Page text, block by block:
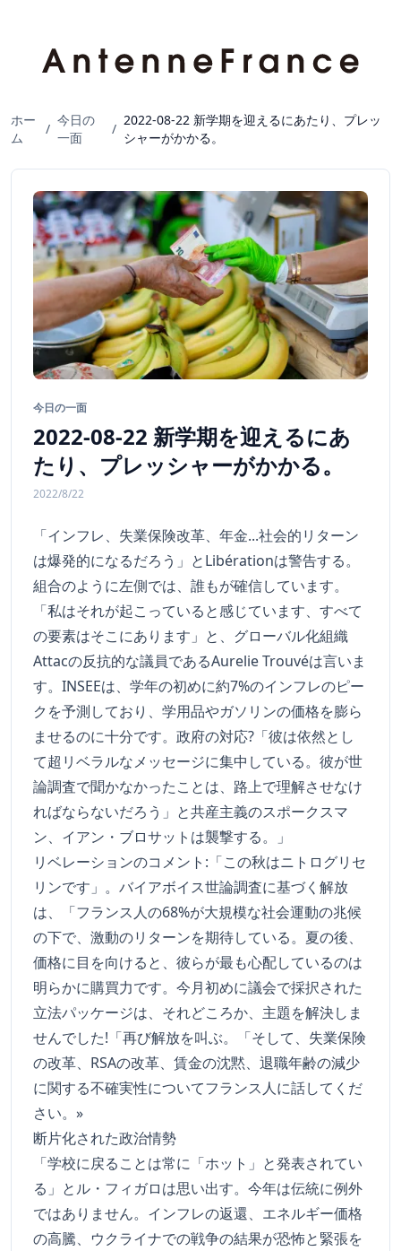
ホー
ム
/
今日の
一面
/
2022-08-22 新学期を迎えるにあたり、プレッ
シャーがかかる。
今日の一面
2022-08-22 新学期を迎えるにあ
たり、プレッシャーがかかる。
2022/8/22
「インフレ、失業保険改革、年金...社会的リターン
は爆発的になるだろう」とLibérationは警告する。
組合のように左側では、誰もが確信しています。
「私はそれが起こっていると感じています、すべて
の要素はそこにあります」と、グローバル化組織
Attacの反抗的な議員であるAurelie Trouvéは言いま
す。INSEEは、学年の初めに約7%のインフレのピー
クを予測しており、学用品やガソリンの価格を膨ら
ませるのに十分です。政府の対応?「彼は依然とし
て超リベラルなメッセージに集中している。彼が世
論調査で聞かなかったことは、路上で理解させなけ
ればならないだろう」と共産主義のスポークスマ
ン、イアン・ブロサットは襲撃する。」
リベレーションのコメント:「この秋はニトログリセ
リンです」。バイアボイス世論調査に基づく解放
は、「フランス人の68%が大規模な社会運動の兆候
の下で、激動のリターンを期待している。夏の後、
価格に目を向けると、彼らが最も心配しているのは
明らかに購買力です。今月初めに議会で採択された
立法パッケージは、それどころか、主題を解決しま
せんでした!「再び解放を叫ぶ。「そして、失業保険
の改革、RSAの改革、賃金の沈黙、退職年齢の減少
に関する不確実性についてフランス人に話してくだ
さい。»
断片化された政治情勢
「学校に戻ることは常に「ホット」と発表されてい
る」とル・フィガロは思い出す。今年は伝統に例外
ではありません。インフレの返還、エネルギー価格
の高騰、ウクライナでの戦争の結果が恐怖と緊張を